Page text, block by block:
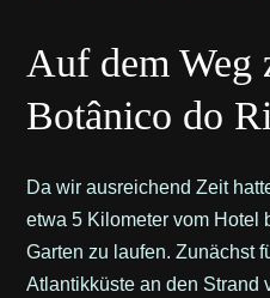
Auf dem Weg
Botânico do
Da wir ausreichend Zeit
etwa 5 Kilometer vom Hotel
Garten zu laufen. Zunächst
Atlantikküste an den Strand